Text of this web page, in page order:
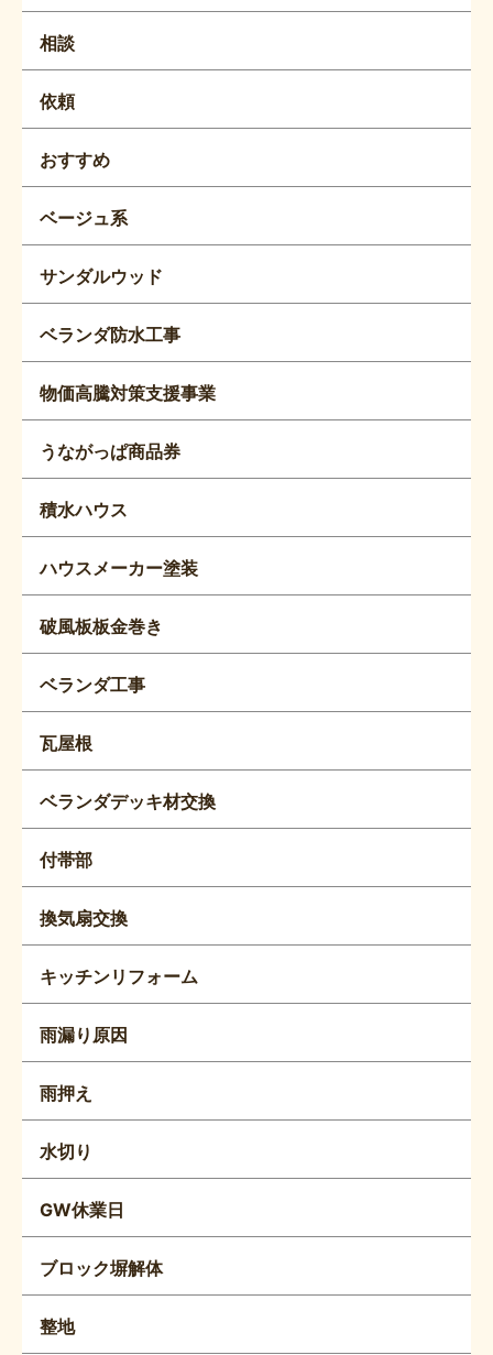
相談
依頼
おすすめ
ベージュ系
サンダルウッド
ベランダ防水工事
物価高騰対策支援事業
うながっぱ商品券
積水ハウス
ハウスメーカー塗装
破風板板金巻き
ベランダ工事
瓦屋根
ベランダデッキ材交換
付帯部
換気扇交換
キッチンリフォーム
雨漏り原因
雨押え
水切り
GW休業日
ブロック塀解体
整地